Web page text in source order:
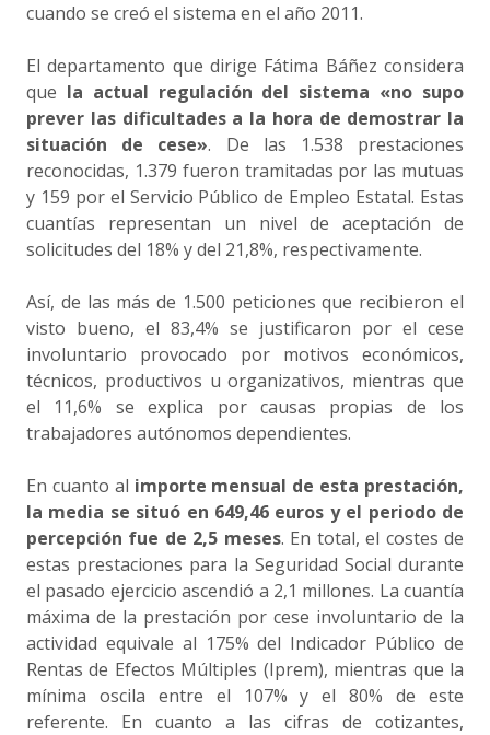
cuando se creó el sistema en el año 2011.
El departamento que dirige Fátima Báñez considera
que la actual regulación del sistema «no supo
prever las dificultades a la hora de demostrar la
situación de cese». De las 1.538 prestaciones
reconocidas, 1.379 fueron tramitadas por las mutuas
y 159 por el Servicio Público de Empleo Estatal. Estas
cuantías representan un nivel de aceptación de
solicitudes del 18% y del 21,8%, respectivamente.
Así, de las más de 1.500 peticiones que recibieron el
visto bueno, el 83,4% se justificaron por el cese
involuntario provocado por motivos económicos,
técnicos, productivos u organizativos, mientras que
el 11,6% se explica por causas propias de los
trabajadores autónomos dependientes.
En cuanto al importe mensual de esta prestación,
la media se situó en 649,46 euros y el periodo de
percepción fue de 2,5 meses. En total, el costes de
estas prestaciones para la Seguridad Social durante
el pasado ejercicio ascendió a 2,1 millones. La cuantía
máxima de la prestación por cese involuntario de la
actividad equivale al 175% del Indicador Público de
Rentas de Efectos Múltiples (Iprem), mientras que la
mínima oscila entre el 107% y el 80% de este
referente. En cuanto a las cifras de cotizantes,